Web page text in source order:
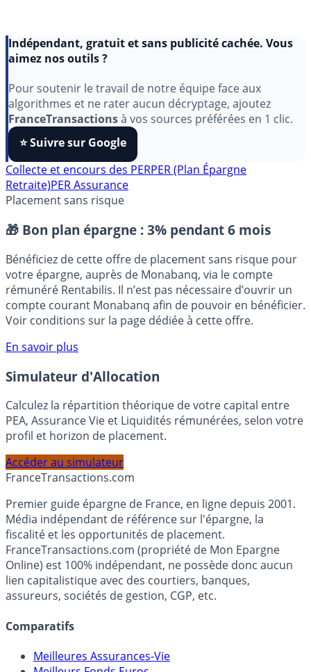
aimez nos outils ?
Pour soutenir le travail de notre équipe face aux
algorithmes et ne rater aucun décryptage, ajoutez
FranceTransactionsà vos sources préférées en 1 clic.
⭐️ Suivre sur Google
Collecte et encours des PER
Placement sans risque
🎁 Bon plan épargne : 3% pendant 6 mois
Bénéficiez de cette offre de placement sans risque pour
votre épargne, auprès de Monabanq, via le compte
rémunéré Rentabilis. Il n’est pas nécessaire d’ouvrir un
Voir conditions sur la page dédiée à cette offre.
En savoir plus
Simulateur d'Allocation
Calculez la répartition théorique de votre capital entre
profil et horizon de placement.
FranceTransactions.com
Premier guide épargne de France, en ligne depuis 2001.
Média indépendant de référence sur l'épargne, la
fiscalité et les opportunités de placement.
FranceTransactions.com (propriété de Mon Epargne
Online) est 100% indépendant, ne possède donc aucun
assureurs, sociétés de gestion, CGP, etc.
Comparatifs